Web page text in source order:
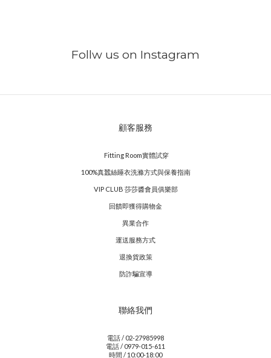
Follw us on Instagram
顧客服務
Fitting Room實體試穿
100%真蠶絲睡衣洗滌方式與保養指南
VIP CLUB 莎莎醬會員俱樂部
回饋即獲得購物金
異業合作
運送服務方式
退換貨政策
防詐騙宣導
聯絡我們
電話 / 02-27985998
電話 / 0979-015-611
時間 / 10:00-18:00